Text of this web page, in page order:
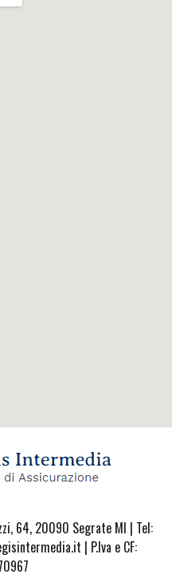
64, 20090 Segrate MI | Tel:
| P.Iva e CF: